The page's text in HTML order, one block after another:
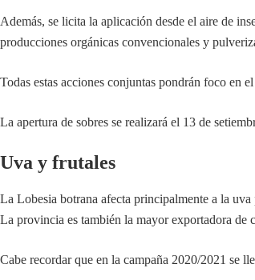
Además, se licita la aplicación desde el aire de
producciones orgánicas convencionales y
Todas estas acciones conjuntas pondrán foco en
La apertura de sobres se realizará el 13 de
Uva y frutales
La Lobesia botrana afecta principalmente a la
La provincia es también la mayor exportadora de
Cabe recordar que en la campaña 2020/2021 se